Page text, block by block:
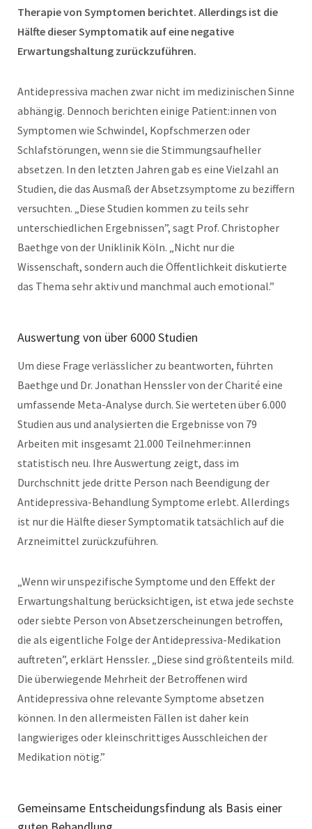
Therapie von Symptomen berichtet. Allerdings ist die
Hälfte dieser Symptomatik auf eine negative
Erwartungshaltung zurückzuführen.
Antidepressiva machen zwar nicht im medizinischen Sinne
abhängig. Dennoch berichten einige Patient:innen von
Symptomen wie Schwindel, Kopfschmerzen oder
Schlafstörungen, wenn sie die Stimmungsaufheller
absetzen. In den letzten Jahren gab es eine Vielzahl an
Studien, die das Ausmaß der Absetzsymptome zu beziffern
versuchten. „Diese Studien kommen zu teils sehr
unterschiedlichen Ergebnissen”, sagt Prof. Christopher
Baethge von der Uniklinik Köln. „Nicht nur die
Wissenschaft, sondern auch die Öffentlichkeit diskutierte
das Thema sehr aktiv und manchmal auch emotional.”
Auswertung von über 6000 Studien
Um diese Frage verlässlicher zu beantworten, führten
Baethge und Dr. Jonathan Henssler von der Charité eine
umfassende Meta-Analyse durch. Sie werteten über 6.000
Studien aus und analysierten die Ergebnisse von 79
Arbeiten mit insgesamt 21.000 Teilnehmer:innen
statistisch neu. Ihre Auswertung zeigt, dass im
Durchschnitt jede dritte Person nach Beendigung der
Antidepressiva-Behandlung Symptome erlebt. Allerdings
ist nur die Hälfte dieser Symptomatik tatsächlich auf die
Arzneimittel zurückzuführen.
„Wenn wir unspezifische Symptome und den Effekt der
Erwartungshaltung berücksichtigen, ist etwa jede sechste
oder siebte Person von Absetzerscheinungen betroffen,
die als eigentliche Folge der Antidepressiva-Medikation
auftreten”, erklärt Henssler. „Diese sind größtenteils mild.
Die überwiegende Mehrheit der Betroffenen wird
Antidepressiva ohne relevante Symptome absetzen
können. In den allermeisten Fällen ist daher kein
langwieriges oder kleinschrittiges Ausschleichen der
Medikation nötig.”
Gemeinsame Entscheidungsfindung als Basis einer